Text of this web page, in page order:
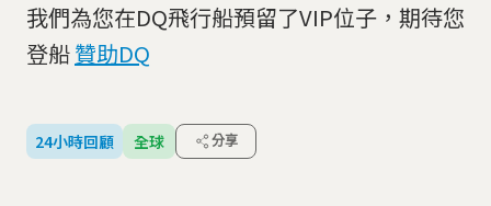
我們為您在DQ飛行船預留了VIP位子，期待您
登船贊助DQ
24小時回顧 全球 分享